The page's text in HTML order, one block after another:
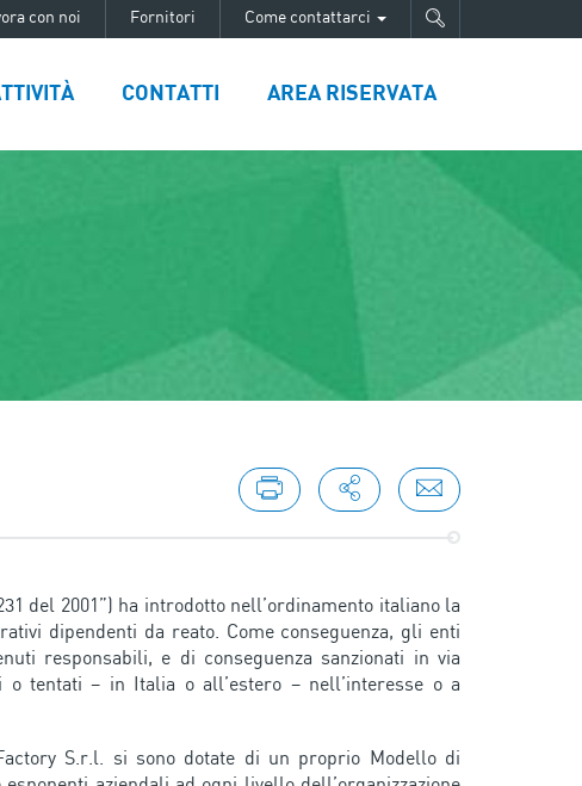
con noi Fornitori Come contattarci
CONTATTI AREA RISERVATA
del 2001”) ha introdotto nell’ordinamento italiano la
dipendenti da reato. Come conseguenza, gli enti
responsabili, e di conseguenza sanzionati in via
tentati – in Italia o all’estero – nell’interesse o a
S.r.l. si sono dotate di un proprio Modello di